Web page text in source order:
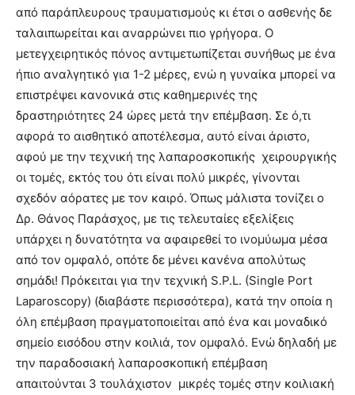
από παράπλευρους τραυματισμούς κι έτσι ο ασθενής δε
ταλαιπωρείται και αναρρώνει πιο γρήγορα. Ο
μετεγχειρητικός πόνος αντιμετωπίζεται συνήθως με ένα
ήπιο αναλγητικό για 1-2 μέρες, ενώ η γυναίκα μπορεί να
επιστρέψει κανονικά στις καθημερινές της
δραστηριότητες 24 ώρες μετά την επέμβαση. Σε ό,τι
αφορά το αισθητικό αποτέλεσμα, αυτό είναι άριστο,
αφού με την τεχνική της λαπαροσκοπικής χειρουργικής
οι τομές, εκτός του ότι είναι πολύ μικρές, γίνονται
σχεδόν αόρατες με τον καιρό. Όπως μάλιστα τονίζει ο
Δρ. Θάνος Παράσχος, με τις τελευταίες εξελίξεις
υπάρχει η δυνατότητα να αφαιρεθεί το ινομύωμα μέσα
από τον ομφαλό, οπότε δε μένει κανένα απολύτως
σημάδι! Πρόκειται για την τεχνική S.P.L. (Single Port
Laparoscopy) (διαβάστε περισσότερα), κατά την οποία η
όλη επέμβαση πραγματοποιείται από ένα και μοναδικό
σημείο εισόδου στην κοιλιά, τον ομφαλό. Ενώ δηλαδή µε
την παραδοσιακή λαπαροσκοπική επέµβαση
απαιτούνται 3 τουλάχιστον µικρές τοµές στην κοιλιακή